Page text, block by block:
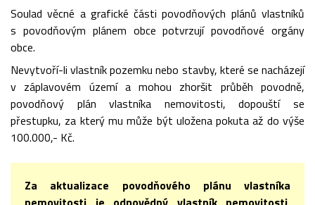
Soulad věcné a grafické části povodňových plánů vlastníků
s povodňovým plánem obce potvrzují povodňové orgány
obce.
Nevytvoří-li vlastník pozemku nebo stavby, které se nacházejí
v záplavovém území a mohou zhoršit průběh povodně,
povodňový plán vlastníka nemovitosti, dopouští se
přestupku, za který mu může být uložena pokuta až do výše
100.000,- Kč.
Za aktualizace povodňového plánu vlastníka